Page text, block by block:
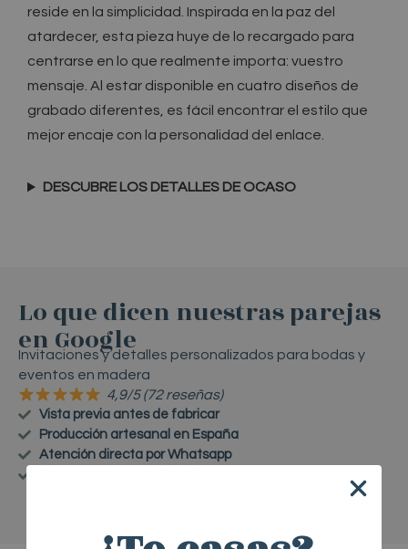
reside en la simplicidad. Inspirada en la paz del
atardecer, esta pieza huye de lo recargado para
centrarse en lo que realmente importa: vuestro
mensaje. Al estar disponible en cuatro diseños de
grabado diferentes, es fácil encontrar el estilo que
mejor encaje con la personalidad del enlace.
DESCUBRE LOS DETALLES DE OCASO
Lo que dicen nuestras parejas
en Google
Invitaciones y detalles personalizados para bodas y
eventos en madera
4,9/5 (72 reseñas)
Vista previa antes de fabricar
Producción artesanal en España
Atención directa por Whatsapp